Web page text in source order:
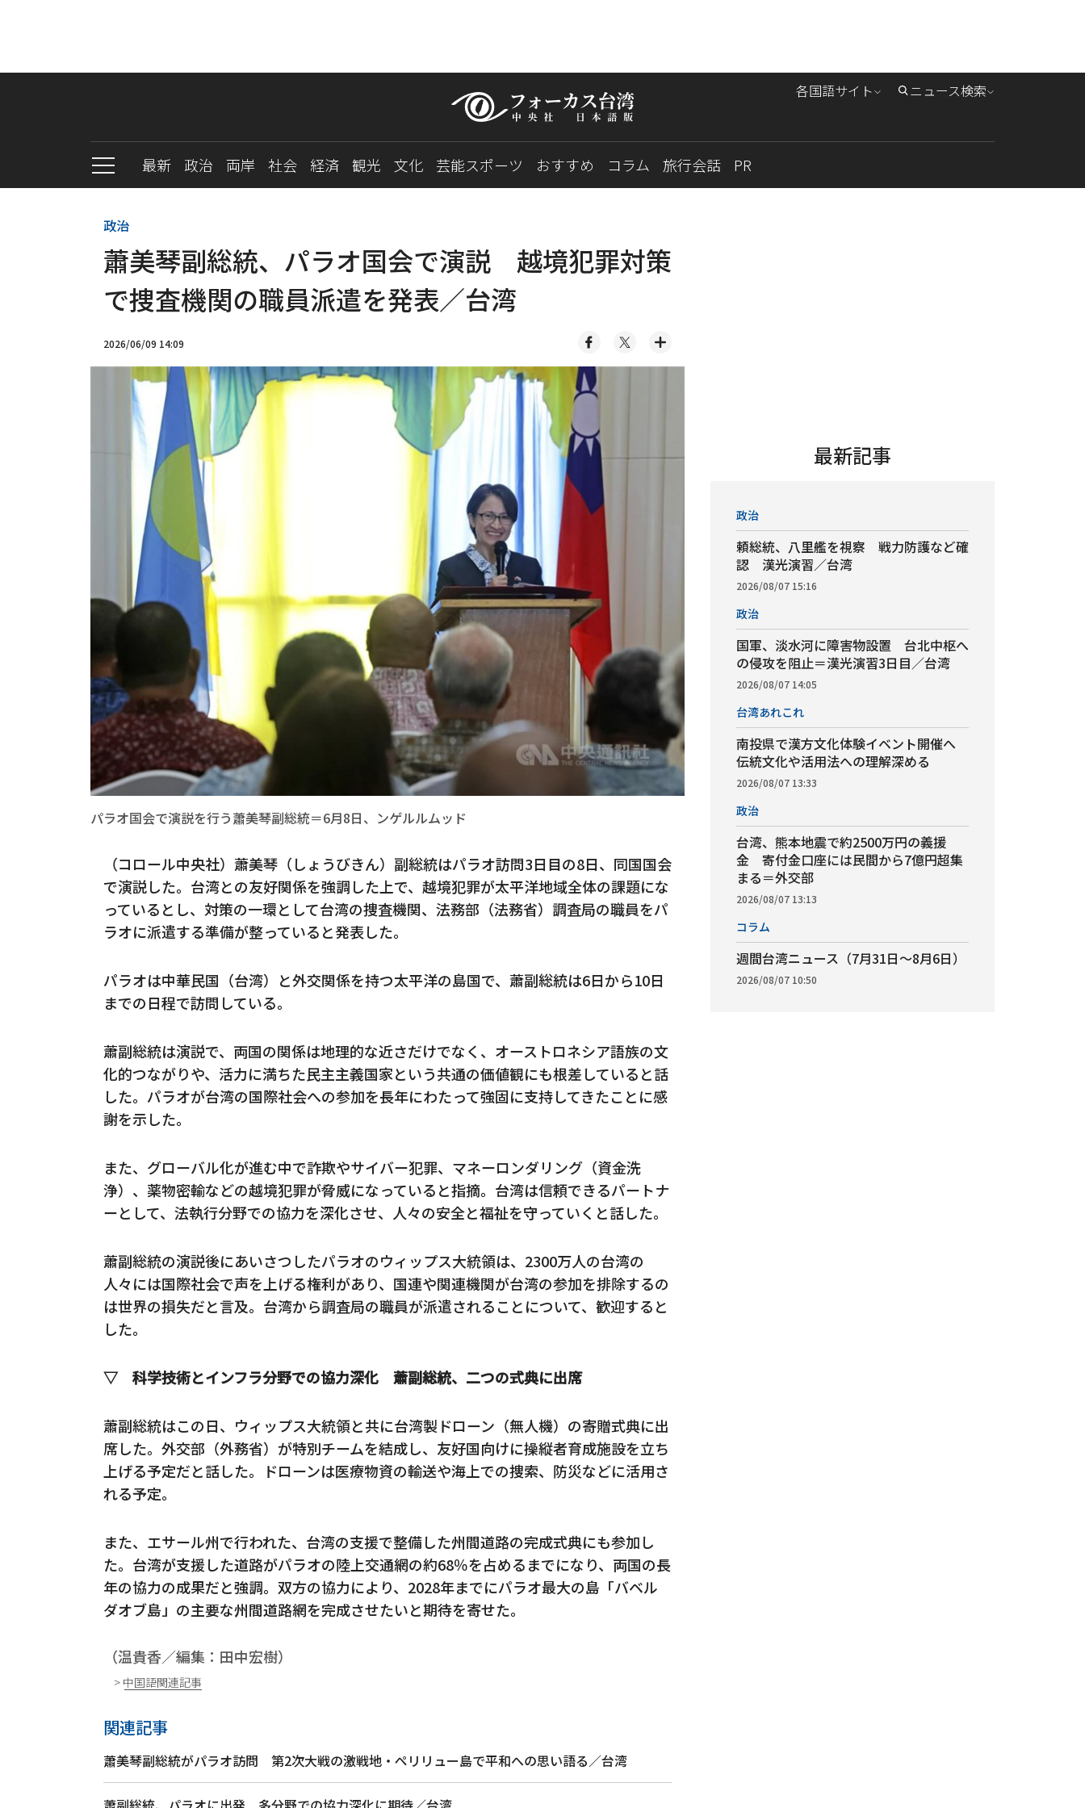
各国語サイト ニュース検索
最新 政治 両岸 社会 経済 観光 文化 芸能スポーツ おすすめ コラム 旅行会話 PR
政治
蕭美琴副総統、パラオ国会で演説 越境犯罪対策
で捜査機関の職員派遣を発表／台湾
2026/06/09 14:09
パラオ国会で演説を行う蕭美琴副総統＝6月8日、ンゲルルムッド
（コロール中央社）蕭美琴（しょうびきん）副総統はパラオ訪問3日目の8日、同国国会
で演説した。台湾との友好関係を強調した上で、越境犯罪が太平洋地域全体の課題にな
っているとし、対策の一環として台湾の捜査機関、法務部（法務省）調査局の職員をパ
ラオに派遣する準備が整っていると発表した。
パラオは中華民国（台湾）と外交関係を持つ太平洋の島国で、蕭副総統は6日から10日
までの日程で訪問している。
蕭副総統は演説で、両国の関係は地理的な近さだけでなく、オーストロネシア語族の文
化的つながりや、活力に満ちた民主主義国家という共通の価値観にも根差していると話
した。パラオが台湾の国際社会への参加を長年にわたって強固に支持してきたことに感
謝を示した。
また、グローバル化が進む中で詐欺やサイバー犯罪、マネーロンダリング（資金洗
浄）、薬物密輸などの越境犯罪が脅威になっていると指摘。台湾は信頼できるパートナ
ーとして、法執行分野での協力を深化させ、人々の安全と福祉を守っていくと話した。
蕭副総統の演説後にあいさつしたパラオのウィップス大統領は、2300万人の台湾の
人々には国際社会で声を上げる権利があり、国連や関連機関が台湾の参加を排除するの
は世界の損失だと言及。台湾から調査局の職員が派遣されることについて、歓迎すると
した。
▽ 科学技術とインフラ分野での協力深化 蕭副総統、二つの式典に出席
蕭副総統はこの日、ウィップス大統領と共に台湾製ドローン（無人機）の寄贈式典に出
席した。外交部（外務省）が特別チームを結成し、友好国向けに操縦者育成施設を立ち
上げる予定だと話した。ドローンは医療物資の輸送や海上での捜索、防災などに活用さ
れる予定。
また、エサール州で行われた、台湾の支援で整備した州間道路の完成式典にも参加し
た。台湾が支援した道路がパラオの陸上交通網の約68％を占めるまでになり、両国の長
年の協力の成果だと強調。双方の協力により、2028年までにパラオ最大の島「バベル
ダオブ島」の主要な州間道路網を完成させたいと期待を寄せた。
（温貴香／編集：田中宏樹）
> 中国語関連記事
関連記事
蕭美琴副総統がパラオ訪問 第2次大戦の激戦地・ペリリュー島で平和への思い語る／台湾
最新記事
政治
頼総統、八里艦を視察 戦力防護など確
認 漢光演習／台湾
2026/08/07 15:16
政治
国軍、淡水河に障害物設置 台北中枢へ
の侵攻を阻止＝漢光演習3日目／台湾
2026/08/07 14:05
台湾あれこれ
南投県で漢方文化体験イベント開催へ
伝統文化や活用法への理解深める
2026/08/07 13:33
政治
台湾、熊本地震で約2500万円の義援
金 寄付金口座には民間から7億円超集
まる＝外交部
2026/08/07 13:13
コラム
週間台湾ニュース（7月31日～8月6日）
2026/08/07 10:50